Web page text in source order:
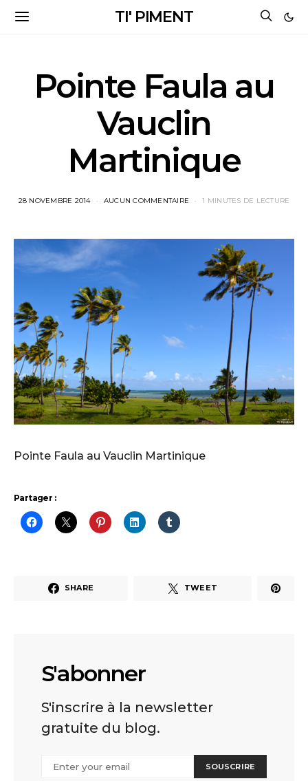
TI' PIMENT
Pointe Faula au
Vauclin
Martinique
28 NOVEMBRE 2014 AUCUN COMMENTAIRE 1 MINUTES DE LECTURE
Pointe Faula au Vauclin Martinique
Partager :
SHARE TWEET
S'abonner
S'inscrire à la newsletter
gratuite du blog.
SOUSCRIRE